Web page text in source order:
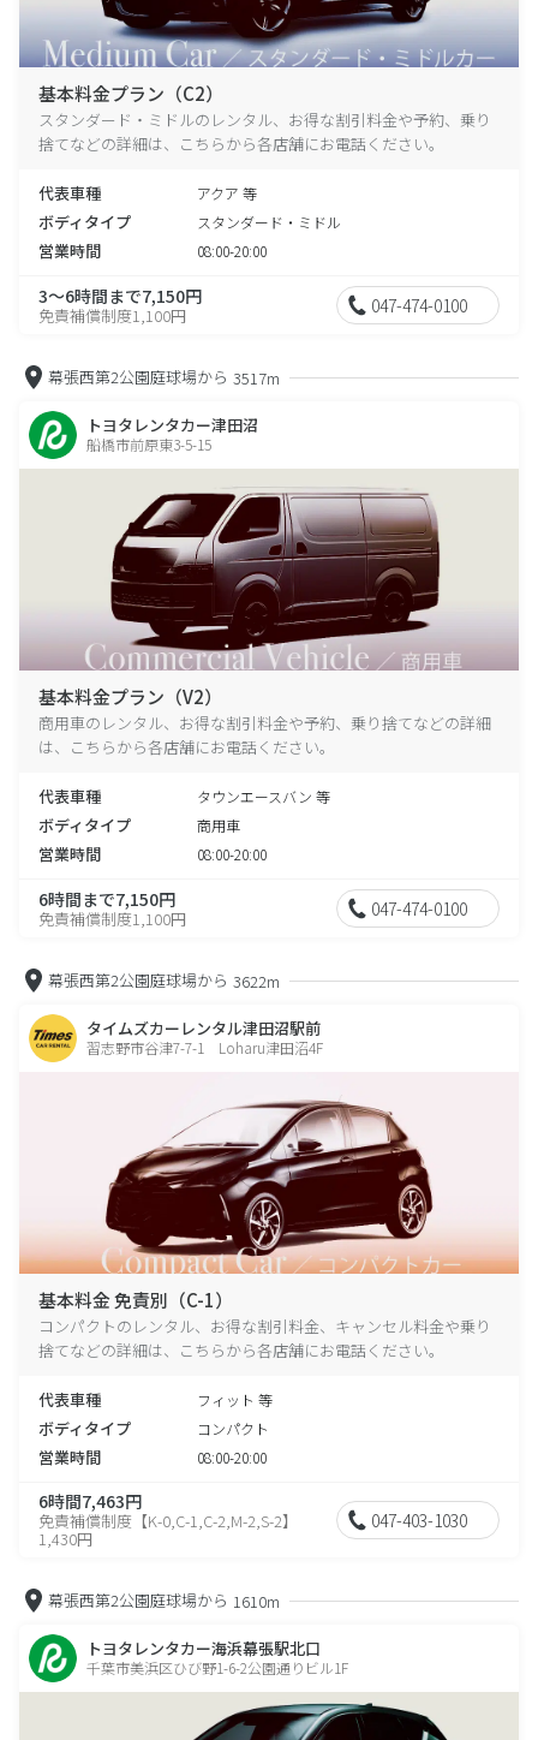
基本料金プラン（C2）
スタンダード・ミドルのレンタル、お得な割引料金や予約、乗り
捨てなどの詳細は、こちらから各店舗にお電話ください。
代表車種 アクア 等
ボディタイプ スタンダード・ミドル
営業時間 08:00-20:00
3～6時間まで7,150円
免責補償制度1,100円 047-474-0100
幕張西第2公園庭球場から 3517m
トヨタレンタカー津田沼
船橋市前原東3-5-15
基本料金プラン（V2）
商用車のレンタル、お得な割引料金や予約、乗り捨てなどの詳細
は、こちらから各店舗にお電話ください。
代表車種 タウンエースバン 等
ボディタイプ 商用車
営業時間 08:00-20:00
6時間まで7,150円
免責補償制度1,100円 047-474-0100
幕張西第2公園庭球場から 3622m
タイムズカーレンタル津田沼駅前
習志野市谷津7-7-1 Loharu津田沼4F
基本料金 免責別（C-1）
コンパクトのレンタル、お得な割引料金、キャンセル料金や乗り
捨てなどの詳細は、こちらから各店舗にお電話ください。
代表車種 フィット 等
ボディタイプ コンパクト
営業時間 08:00-20:00
6時間7,463円
免責補償制度【K-0,C-1,C-2,M-2,S-2】
1,430円
047-403-1030
幕張西第2公園庭球場から 1610m
トヨタレンタカー海浜幕張駅北口
千葉市美浜区ひび野1-6-2公園通りビル1F